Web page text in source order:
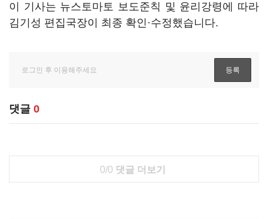
이 기사는 뉴스토마토 보도준칙 및 윤리강령에 따라
김기성 편집국장이 최종 확인·수정했습니다.
댓글 0
0/0 댓글 더보기